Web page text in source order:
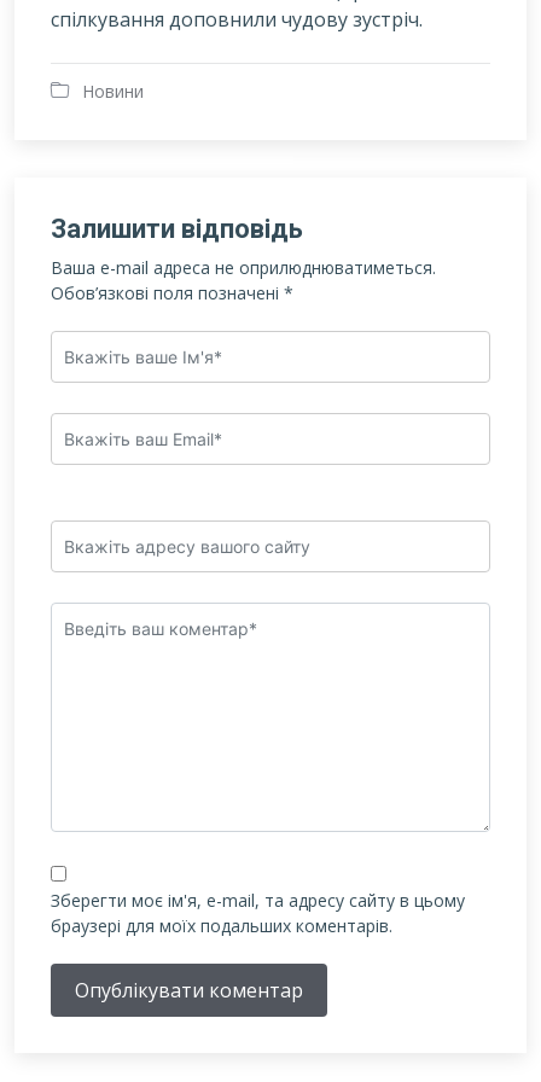
спілкування доповнили чудову зустріч.
Новини
Залишити відповідь
Ваша e-mail адреса не оприлюднюватиметься.
Обов’язкові поля позначені *
Зберегти моє ім'я, e-mail, та адресу сайту в цьому
браузері для моїх подальших коментарів.
Опублікувати коментар